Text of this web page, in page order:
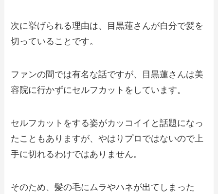
次に挙げられる理由は、目黒蓮さんが自分で髪を
切っていることです。
ファンの間では有名な話ですが、目黒蓮さんは美
容院に行かずにセルフカットをしています。
セルフカットをする姿がカッコイイと話題になっ
たこともありますが、やはりプロではないので上
手に切れるわけではありません。
そのため、髪の毛にムラやハネが出てしまった